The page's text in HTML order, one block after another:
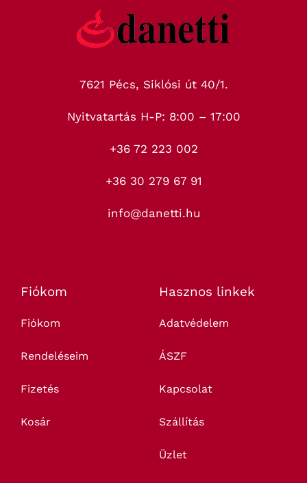
7621 Pécs, Siklósi út 40/1.
Nyitvatartás H-P: 8:00 – 17:00
+36 72 223 002
+36 30 279 67 91
info@danetti.hu
Fiókom
Fiókom
Rendeléseim
Fizetés
Kosár
Hasznos linkek
Adatvédelem
ÁSZF
Kapcsolat
Szállítás
Üzlet